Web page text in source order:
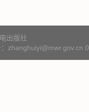
出版社
zhanghuiyi@mwr.gov.cn